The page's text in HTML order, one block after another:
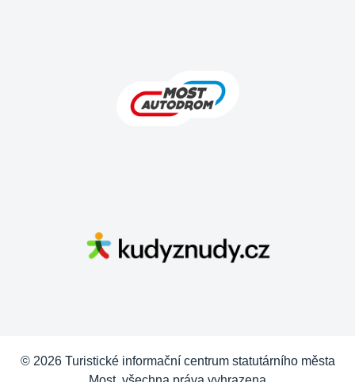
© 2026 Turistické informační centrum statutárního města